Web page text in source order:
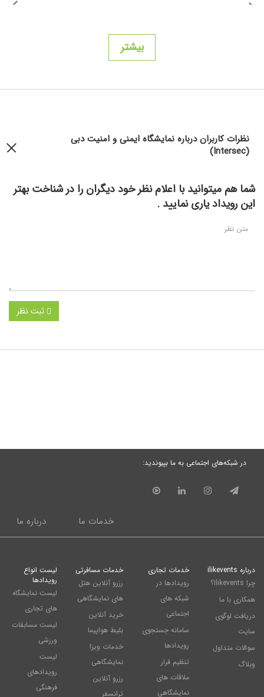
بیشتر
نظرات کاربران درباره نمایشگاه ایمنی و امنیت دبی
(Intersec)
شما هم میتوانید با اعلام نظر خود دیگران را در شناخت بهتر
این رویداد یاری نمایید .
ثبت نظر
در شبکه‌های اجتماعی به ما بپیوندید:
درباره ما خدمات ما
درباره ilikevents
چرا ilikevents؟
همکاری با ما
دریافت لوگوی
سایت
سوالات متداول
وبلاگ
خدمات تجاری
رویدادها در
شبکه های
اجتماعی
سامانه جستجوی
رویدادها
تنظیم قرار
ملاقات های
نمایشگاهی
خدمات مسافرتی
رزرو آنلاین هتل
های نمایشگاهی
خرید آنلاین
بلیط هواپیما
خدمات ویزا
نمایشگاهی
رزرو آنلاین
ترانسفر
لیست انواع
رویدادها
لیست نمایشگاه
های تجاری
لیست مسابقات
ورزشی
لیست
رویدادهای
فرهنگی